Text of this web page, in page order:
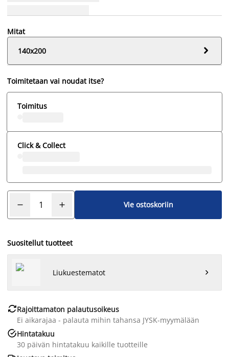
Mitat
140x200

Toimitetaan vai noudat itse?
Toimitus
Click & Collect
Vie ostoskoriin
Suositellut tuotteet
Liukuestematot 
Rajoittamaton palautusoikeus
Ei aikarajaa - palauta mihin tahansa JYSK-myymälään
Hintatakuu
30 päivän hintatakuu kaikille tuotteille